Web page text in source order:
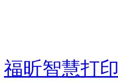
福昕智慧打印